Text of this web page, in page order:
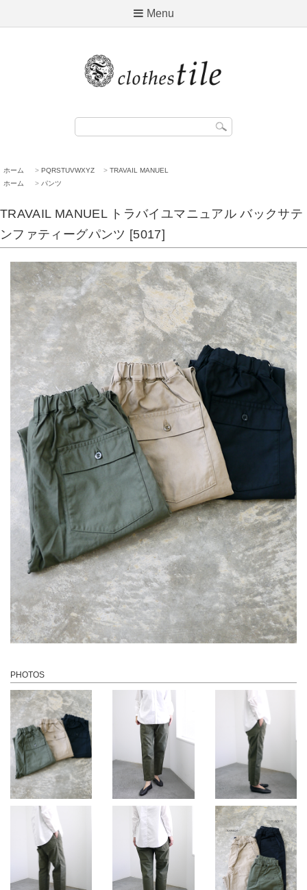
Menu
ホーム > PQRSTUVWXYZ > TRAVAIL MANUEL
ホーム
> パンツ
TRAVAIL MANUEL トラバイユマニュアル バックサテ
ンファティーグパンツ [5017]
PHOTOS